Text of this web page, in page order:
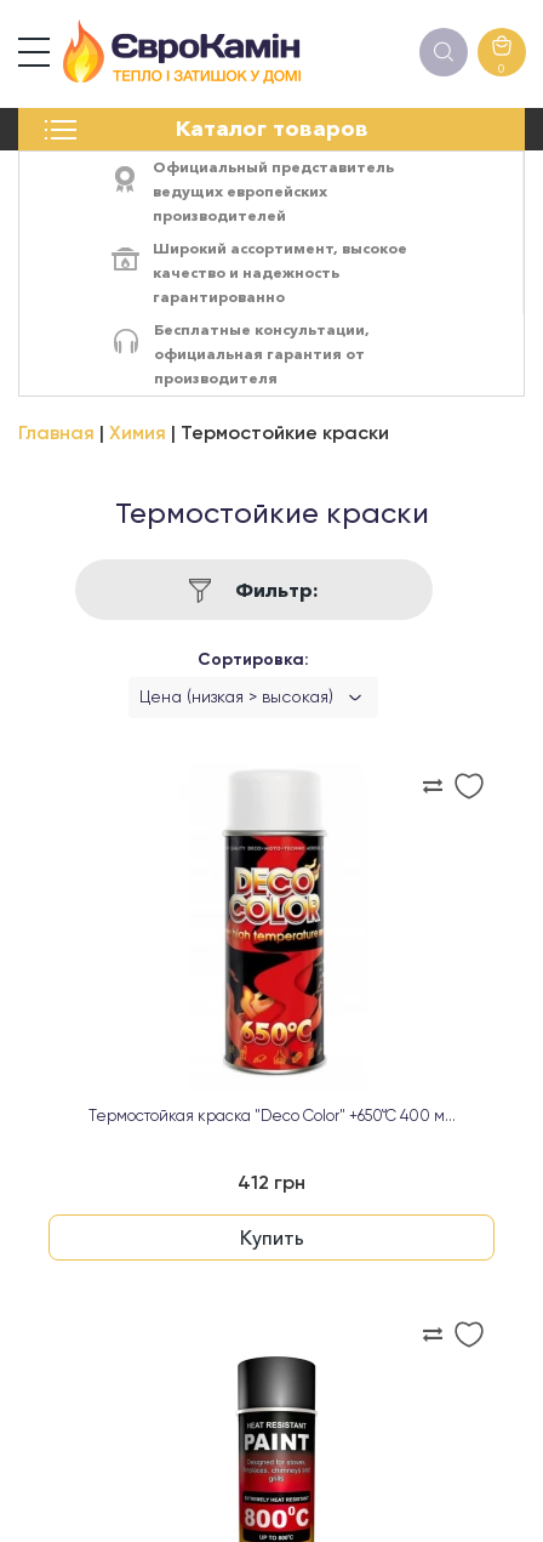
0
Каталог товаров
ПЕЧИ
ЭЛЕКТРОКАМИН
АКСЕССУАРЫ
ЭНЕРГОСИСТЕМЫ
Официальный представитель
ведущих европейских
производителей
Широкий ассортимент, высокое
качество и надежность
гарантированно
Бесплатные консультации,
официальная гарантия от
производителя
Главная Химия Термостойкие краски
Термостойкие краски
Фильтр:
Сортировка:
Цена (низкая > высокая)
Термостойкая краска "Deco Color" +650°C 400 м...
412 грн
Купить